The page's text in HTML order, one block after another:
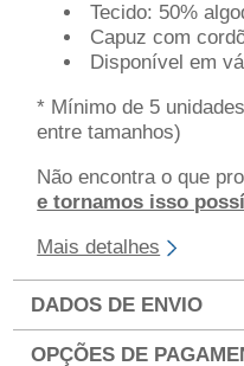
Tecido: 50%
Capuz com
Disponível em
* Mínimo de 5
entre tamanhos)
Não encontra o que
e tornamos isso
Mais detalhes
DADOS DE ENVIO
OPÇÕES DE